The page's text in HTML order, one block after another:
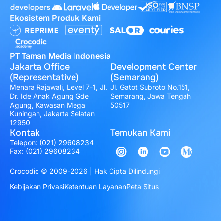
Ekosistem Produk Kami
PT Taman Media Indonesia
Jakarta Office
(Representative)
Menara Rajawali, Level 7-1, Jl.
Dr. Ide Anak Agung Gde
Agung, Kawasan Mega
Kuningan, Jakarta Selatan
12950
Development Center
(Semarang)
Jl. Gatot Subroto No.151,
Semarang, Jawa Tengah
50517
Kontak
Telepon: (021) 29608234
Fax: (021) 29608234
Temukan Kami
Crocodic © 2009-2026 | Hak Cipta Dilindungi
Kebijakan PrivasiKetentuan LayananPeta Situs